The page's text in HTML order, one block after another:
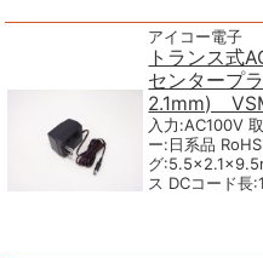
アイコー電子
トランス式
センタープ
2.1mm)
入力:AC100V
ー:日系品
グ
ス DCコード長